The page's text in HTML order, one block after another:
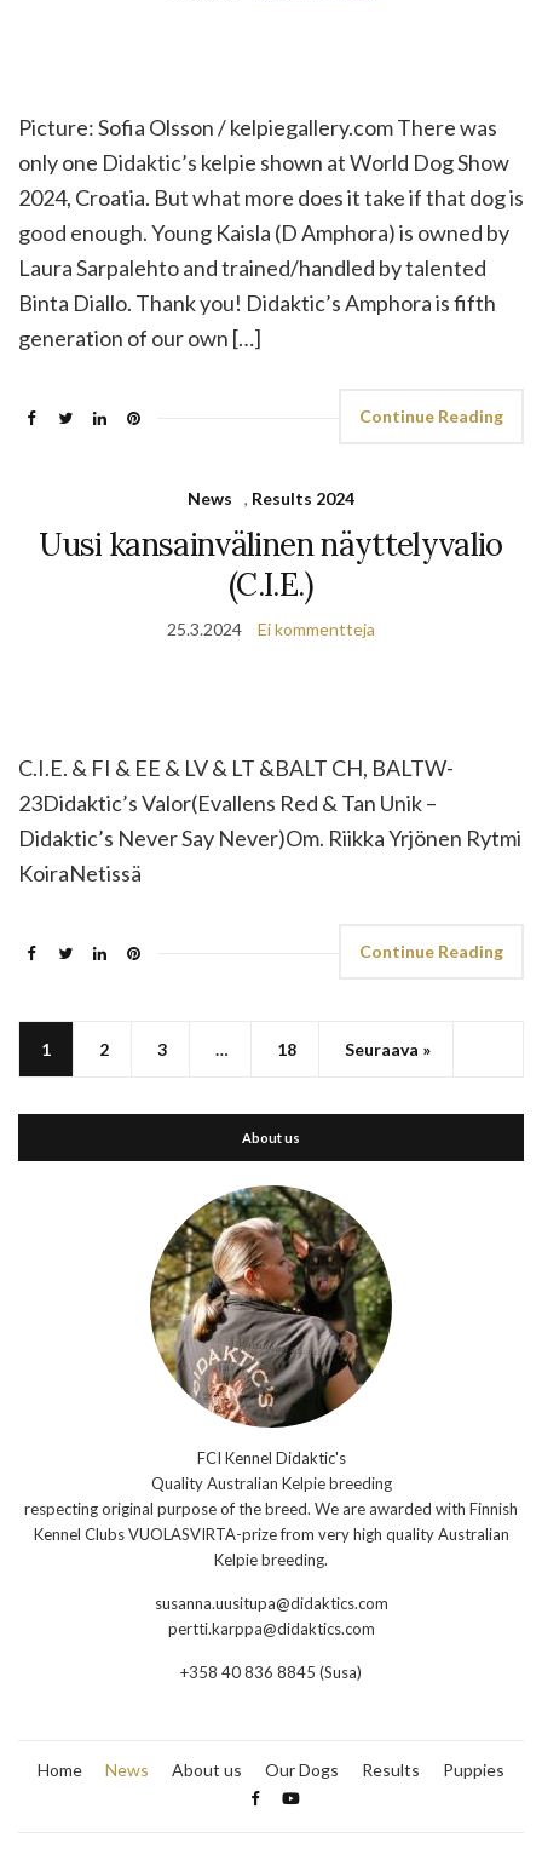
Picture: Sofia Olsson / kelpiegallery.com There was
only one Didaktic’s kelpie shown at World Dog Show
2024, Croatia. But what more does it take if that dog is
good enough. Young Kaisla (D Amphora) is owned by
Laura Sarpalehto and trained/handled by talented
Binta Diallo. Thank you! Didaktic’s Amphora is fifth
generation of our own […]
Continue Reading
News , Results 2024
Uusi kansainvälinen näyttelyvalio
(C.I.E.)
25.3.2024 Ei kommentteja
C.I.E. & FI & EE & LV & LT &BALT CH, BALTW-
23Didaktic’s Valor(Evallens Red & Tan Unik –
Didaktic’s Never Say Never)Om. Riikka Yrjönen Rytmi
KoiraNetissä
Continue Reading
1 2 3 … 18 Seuraava »
About us
FCI Kennel Didaktic's
Quality Australian Kelpie breeding
respecting original purpose of the breed. We are awarded with Finnish
Kennel Clubs VUOLASVIRTA-prize from very high quality Australian
Kelpie breeding.
susanna.uusitupa@didaktics.com
pertti.karppa@didaktics.com
+358 40 836 8845 (Susa)
Home News About us Our Dogs Results Puppies